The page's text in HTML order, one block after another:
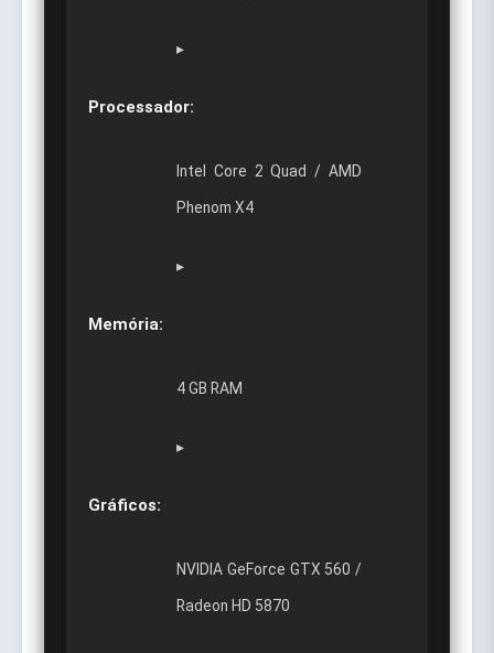
▸
Processador:
Intel Core 2 Quad / AMD
Phenom X4
▸
Memória:
4 GB RAM
▸
Gráficos:
NVIDIA GeForce GTX 560 /
Radeon HD 5870